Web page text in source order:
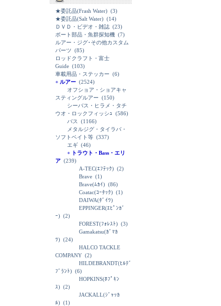
★委託品(Frash Water) (3)
★委託品(Salt Water) (14)
ＤＶＤ・ビデオ・雑誌 (23)
ボート部品・魚群探知機 (7)
ルアー・ジグ･その他カスタム
パーツ (85)
ロッドクラフト・富士
Guide (103)
車載用品・ステッカー (6)
+ ルアー (2524)
オフショア・ショアキャ
スティングルアー (150)
シーバス・ヒラメ・タチ
ウオ・ロックフィッシｭ (586)
バス
(1166)
メタルジグ・タイラバ・
ソフトベイト等 (337)
エギ (46)
+ トラウト・Bass・エリ
ア (239)
A-TEC(ｴﾌﾃｯｸ) (2)
Brave (1)
Brave(ﾑｶｲ) (86)
Coatac(ｺｰﾀｯｸ) (1)
DAIWA(ﾀﾞｲﾜ)
EPPINGER(ｴﾋﾟﾝｶﾞ
ｰ) (2)
FOREST(ﾌｫﾚｽﾄ) (3)
Gamakatsu(ｶﾞﾏｶ
ﾂ) (24)
HALCO TACKLE
COMPANY (2)
HILDEBRANDT(ﾋﾙﾃﾞ
ﾌﾞﾗﾝﾄ) (6)
HOPKINS(ﾎﾌﾟｷﾝ
ｽ) (2)
JACKALL(ｼﾞｬｯｶ
ﾙ) (1)